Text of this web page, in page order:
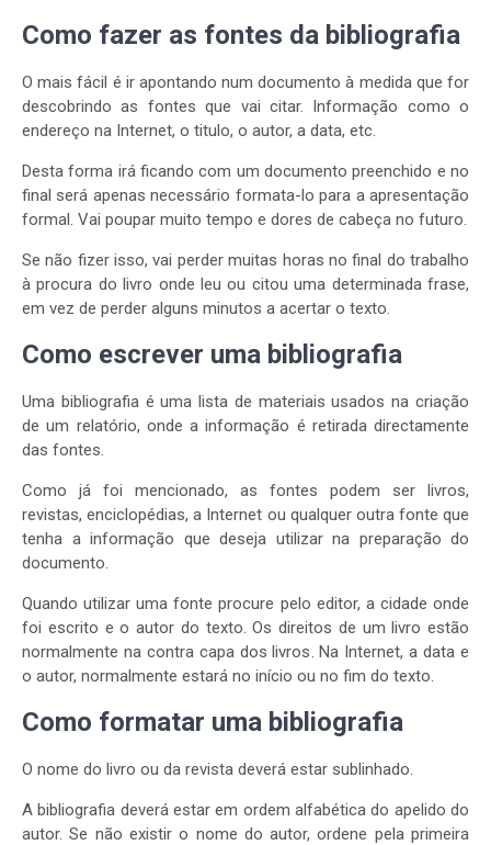
Como fazer as fontes da bibliografia
O mais fácil é ir apontando num documento à medida que for
descobrindo as fontes que vai citar. Informação como o
endereço na Internet, o titulo, o autor, a data, etc.
Desta forma irá ficando com um documento preenchido e no
final será apenas necessário formata-lo para a apresentação
formal. Vai poupar muito tempo e dores de cabeça no futuro.
Se não fizer isso, vai perder muitas horas no final do trabalho
à procura do livro onde leu ou citou uma determinada frase,
em vez de perder alguns minutos a acertar o texto.
Como escrever uma bibliografia
Uma bibliografia é uma lista de materiais usados na criação
de um relatório, onde a informação é retirada directamente
das fontes.
Como já foi mencionado, as fontes podem ser livros,
revistas, enciclopédias, a Internet ou qualquer outra fonte que
tenha a informação que deseja utilizar na preparação do
documento.
Quando utilizar uma fonte procure pelo editor, a cidade onde
foi escrito e o autor do texto. Os direitos de um livro estão
normalmente na contra capa dos livros. Na Internet, a data e
o autor, normalmente estará no início ou no fim do texto.
Como formatar uma bibliografia
O nome do livro ou da revista deverá estar sublinhado.
A bibliografia deverá estar em ordem alfabética do apelido do
autor. Se não existir o nome do autor, ordene pela primeira